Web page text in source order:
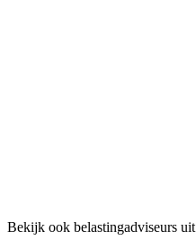
Bekijk ook belastingadviseurs uit